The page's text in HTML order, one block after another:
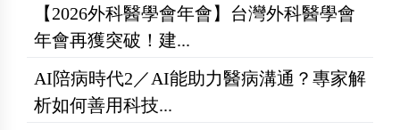
【2026外科醫學會年會】台灣外科醫學會
年會再獲突破！建...
AI陪病時代2／AI能助力醫病溝通？專家解
析如何善用科技...